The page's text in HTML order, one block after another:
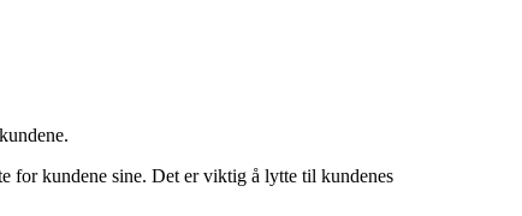
for kundene sine. Det er viktig å lytte til kundenes